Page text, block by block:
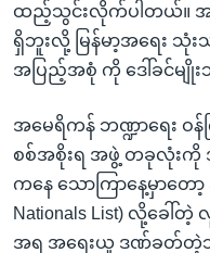
ရန်ထည့်သွင်းလိုက်ပါတယ်။ အ
ရှိဘူးလို့ မြန်မာ့အရေး
အပြည့်အစုံ ကို ဒေါ်ခင်မျိုး
အမေရိကန် ဘဏ္ဍာရေး ဝ
စစ်အစိုးရ အဖွဲ့ တခုလုံးကို
ကနေ သောကြာနေ့မှာတော့
Nationals List) လို့ခေါ်တဲ့
အရ အရေးယူ ဒဏ်ခတ်တဲ့